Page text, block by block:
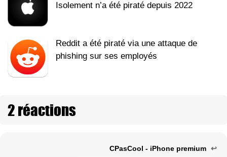
Isolement n’a été piraté depuis 2022
Reddit a été piraté via une attaque de
phishing sur ses employés
2 réactions
CPasCool - iPhone premium ↩